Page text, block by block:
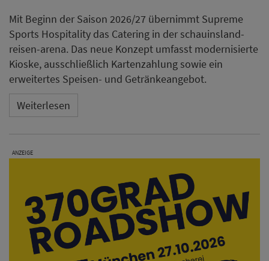
Mit Beginn der Saison 2026/27 übernimmt Supreme
Sports Hospitality das Catering in der schauinsland-
reisen-arena. Das neue Konzept umfasst modernisierte
Kioske, ausschließlich Kartenzahlung sowie ein
erweitertes Speisen- und Getränkeangebot.
Weiterlesen
ANZEIGE